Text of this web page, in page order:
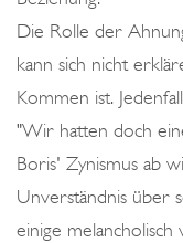
Die Rolle der
kann sich nicht
Kommen ist.
"Wir hatten doch
Boris' Zynismus ab
Unverständnis über
einige